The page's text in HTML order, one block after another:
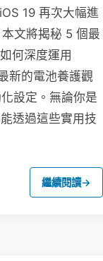
19 再次大幅進
文將揭秘 5 個最
何深度運用
新的電池養護觀
設定。無論你是
透過這些實用技
繼續閱讀→